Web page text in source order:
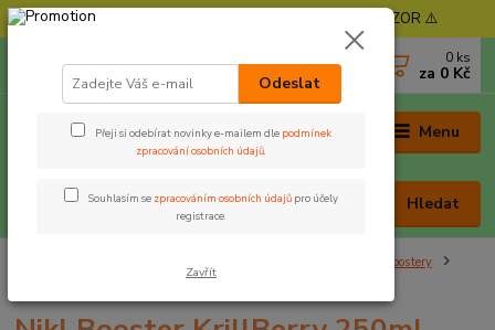
⚠️ POZOR - Objednávky expedujeme od 11. 8. - POZOR ⚠️
Menu
Hledat
0 ks
za 0 Kč
Boostery
Odeslat
Přeji si odebírat novinky e-mailem dle podmínek
zpracování osobních údajů.
Souhlasím se zpracováním osobních údajů pro účely
registrace.
Zavřít